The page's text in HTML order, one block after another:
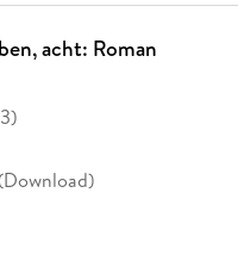
acht: Roman
)